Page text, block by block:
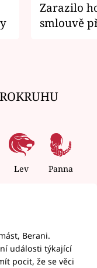
Zarazilo
smlouvě
Lev Panna
Berani.
události týkající
pocit, že se věci